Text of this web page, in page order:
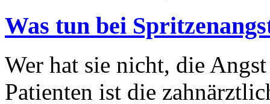
Was tun bei
Wer hat sie nicht, die
Patienten ist die